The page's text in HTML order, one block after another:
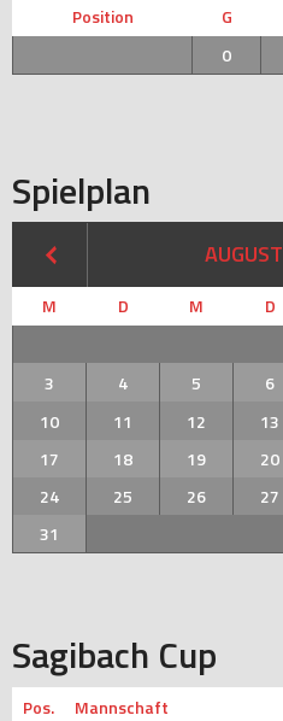
Position G
0
Spielplan
M D M D
3
4 5 6
10
11 12 13
17
18 19 20
24
25 26 27
31
Sagibach Cup
Pos. Mannschaft